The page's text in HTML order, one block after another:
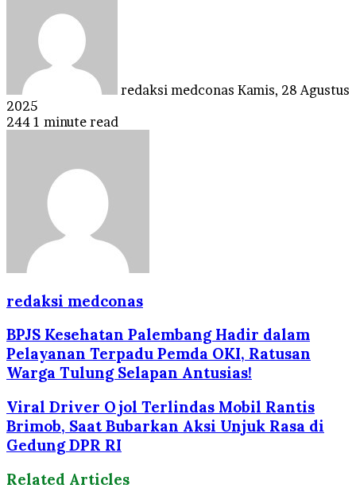
redaksi medconas Kamis, 28 Agustus
2025
244 1 minute read
redaksi medconas
BPJS Kesehatan Palembang Hadir dalam
Pelayanan Terpadu Pemda OKI, Ratusan
Warga Tulung Selapan Antusias!
Viral Driver Ojol Terlindas Mobil Rantis
Brimob, Saat Bubarkan Aksi Unjuk Rasa di
Gedung DPR RI
Related Articles